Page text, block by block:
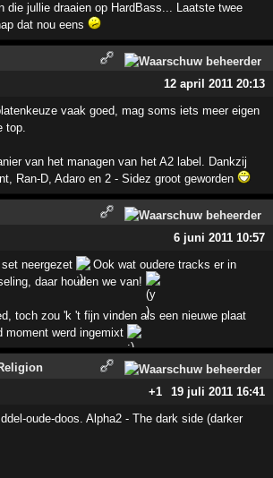
die jullie draaien op HardBass... Laatste twee
dat nou eens
12 april 2011 20:13
vaak goed, mag soms iets meer eigen
top.
van het managen van het A2 label. Dankzij
Ran-D, Adaro en 2 - Sidez groot geworden
6 juni 2011 10:57
neergezet
Ook wat oudere tracks er in
daar houden we van!
toch zou 'k 't fijn vinden als een nieuwe plaat
moment werd ingemixt
+1
19 juli 2011 16:41
oude-doos. Alpha2 - The dark side (darker